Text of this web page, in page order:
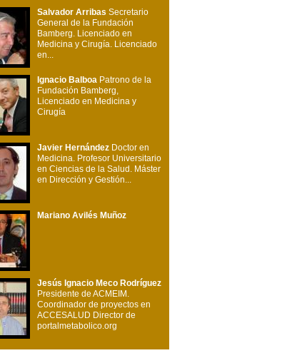
Salvador Arribas Secretario
General de la Fundación
Bamberg. Licenciado en
Medicina y Cirugía. Licenciado
en...
Ignacio Balboa Patrono de la
Fundación Bamberg,
Licenciado en Medicina y
Cirugía
Javier Hernández Doctor en
Medicina. Profesor Universitario
en Ciencias de la Salud. Máster
en Dirección y Gestión...
Mariano Avilés Muñoz
Jesús Ignacio Meco Rodríguez
Presidente de ACMEIM.
Coordinador de proyectos en
ACCESALUD Director de
portalmetabolico.org